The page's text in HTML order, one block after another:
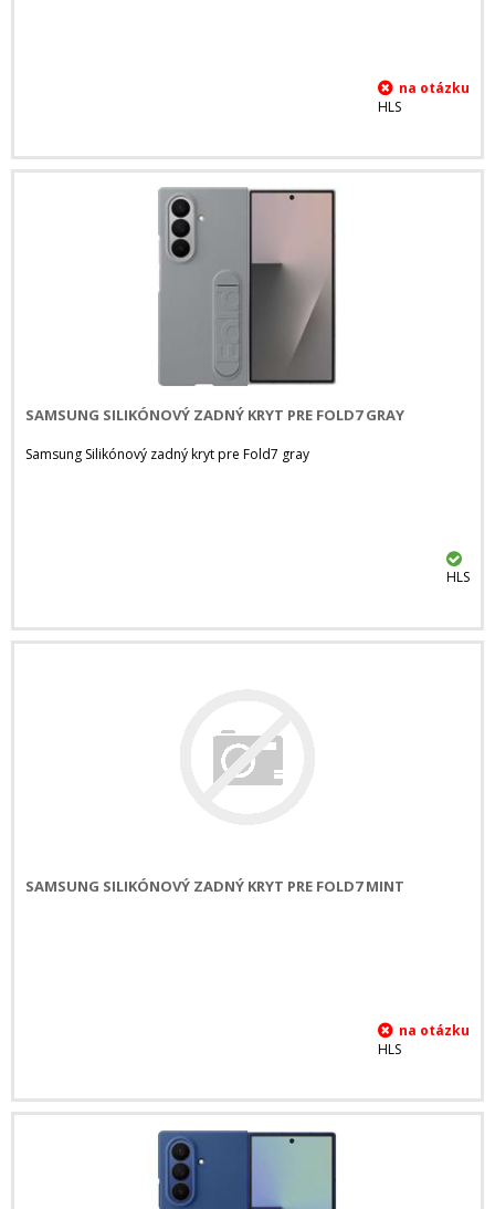
HLS
SAMSUNG SILIKÓNOVÝ ZADNÝ KRYT PRE FOLD7 GRAY
Samsung Silikónový zadný kryt pre Fold7 gray
HLS
SAMSUNG SILIKÓNOVÝ ZADNÝ KRYT PRE FOLD7 MINT
HLS